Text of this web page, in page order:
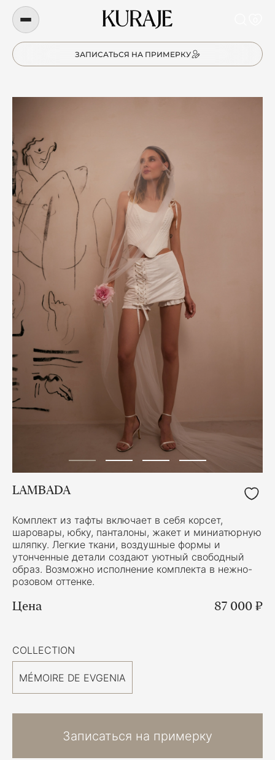
ЗАПИСАТЬСЯ НА ПРИМЕРКУ
LAMBADA
Комплект из тафты включает в себя корсет,
шаровары, юбку, панталоны, жакет и миниатюрную
шляпку. Легкие ткани, воздушные формы и
утонченные детали создают уютный свободный
образ. Возможно исполнение комплекта в нежно-
розовом оттенке.
Цена 87 000 ₽
COLLECTION
MÉMOIRE DE EVGENIA
Записаться на примерку